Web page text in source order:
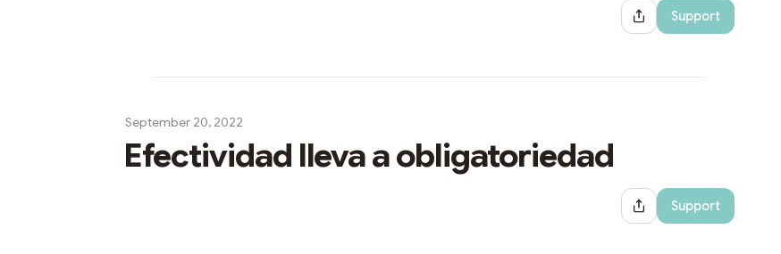
Share DialogSupport
September 20, 2022
Efectividad lleva a obligatoriedad
Share DialogSupport